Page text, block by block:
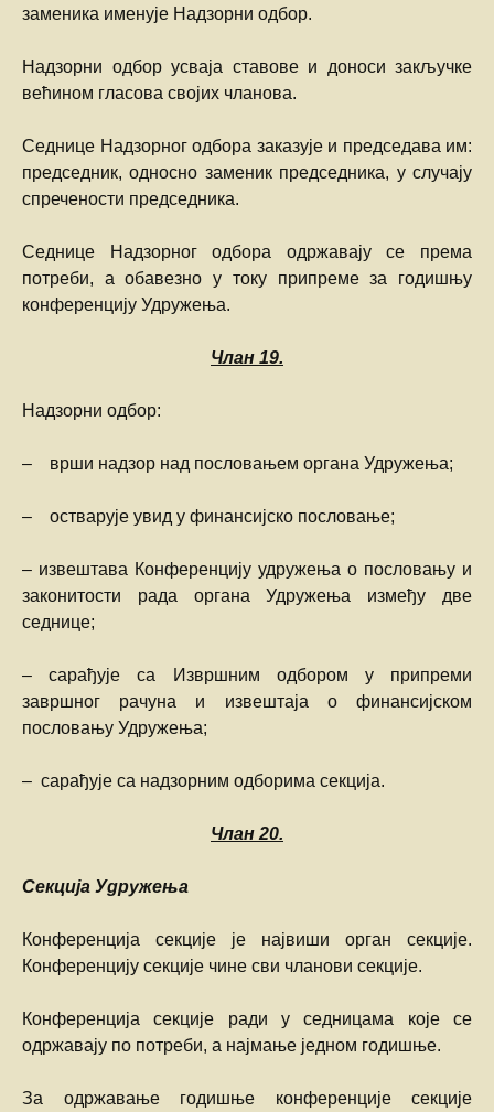
заменика именује Надзорни одбор.
Надзорни одбор усваја ставове и доноси закључке
већином гласова својих чланова.
Седнице Надзорног одбора заказује и председава им:
председник, односно заменик председника, у случају
спречености председника.
Седнице Надзорног одбора одржавају се према
потреби, а обавезно у току припреме за годишњу
конференцију Удружења.
Члан 19.
Надзорни одбор:
– врши надзор над пословањем органа Удружења;
– остварује увид у финансијско пословање;
– извештава Конференцију удружења о пословању и
законитости рада органа Удружења између две
седнице;
– сарађује са Извршним одбором у припреми
завршног рачуна и извештаја о финансијском
пословању Удружења;
– сарађује са надзорним одборима секција.
Члан 20.
Секција Удружења
Конференција секције је највиши орган секције.
Конференцију секције чине сви чланови секције.
Конференција секције ради у седницама које се
одржавају по потреби, а најмање једном годишње.
За одржавање годишње конференције секције